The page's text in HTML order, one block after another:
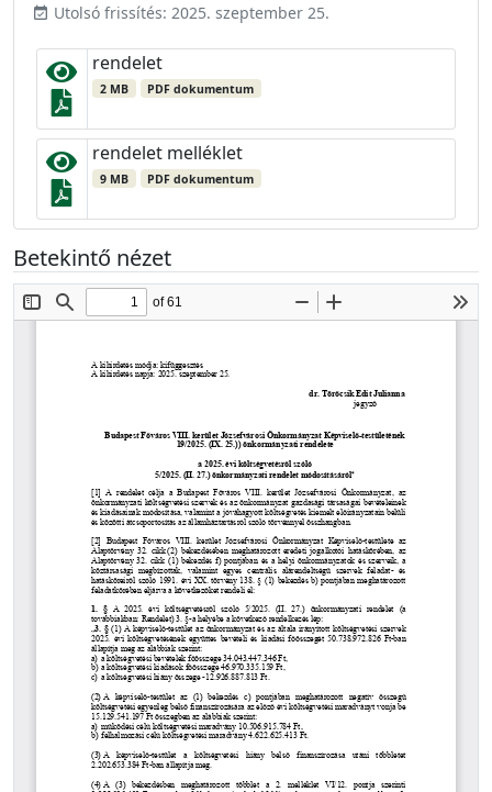
event_available Utolsó frissítés: 2025. szeptember 25.
rendelet
2 MB PDF dokumentum
rendelet melléklet
9 MB PDF dokumentum
Betekintő nézet